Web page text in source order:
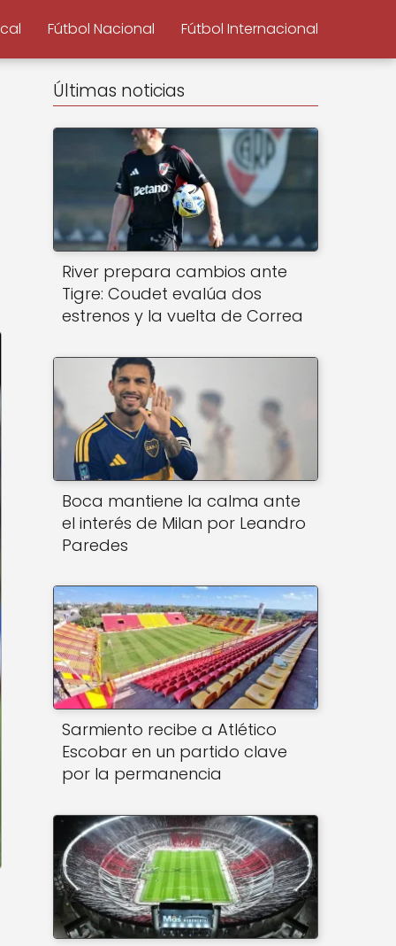
Fútbol Nacional Fútbol Internacional
Últimas noticias
River prepara cambios ante
Tigre: Coudet evalúa dos
estrenos y la vuelta de Correa
Boca mantiene la calma ante
el interés de Milan por Leandro
Paredes
Sarmiento recibe a Atlético
Escobar en un partido clave
por la permanencia